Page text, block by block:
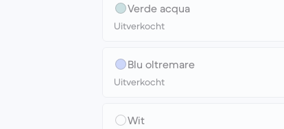
Verde acqua
Uitverkocht
Blu oltremare
Uitverkocht
Wit